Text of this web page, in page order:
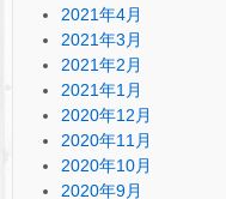
2021年4月
2021年3月
2021年2月
2021年1月
2020年12月
2020年11月
2020年10月
2020年9月